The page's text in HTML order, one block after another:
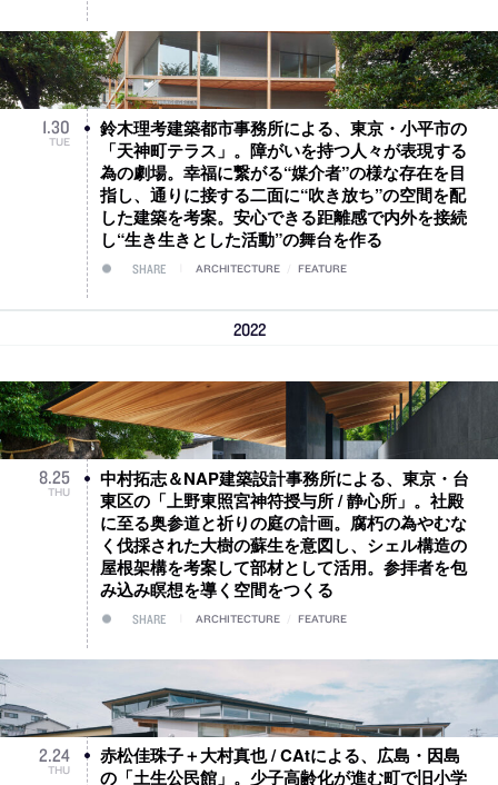
1.30
TUE
鈴木理考建築都市事務所による、東京・小平市の
「天神町テラス」。障がいを持つ人々が表現する
為の劇場。幸福に繋がる“媒介者”の様な存在を目
指し、通りに接する二面に“吹き放ち”の空間を配
した建築を考案。安心できる距離感で内外を接続
し“生き生きとした活動”の舞台を作る
SHARE ARCHITECTURE FEATURE
2022
8.25
THU
中村拓志＆NAP建築設計事務所による、東京・台
東区の「上野東照宮神符授与所 / 静心所」。社殿
に至る奥参道と祈りの庭の計画。腐朽の為やむな
く伐採された大樹の蘇生を意図し、シェル構造の
屋根架構を考案して部材として活用。参拝者を包
み込み瞑想を導く空間をつくる
SHARE ARCHITECTURE FEATURE
2.24
THU
赤松佳珠子＋大村真也 / CAtによる、広島・因島
の「土生公民館」。少子高齢化が進む町で旧小学